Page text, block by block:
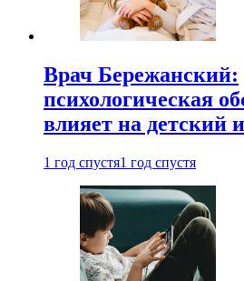
Врач Бережанский:
психологическая
влияет на детский
1 год спустя1 год спустя